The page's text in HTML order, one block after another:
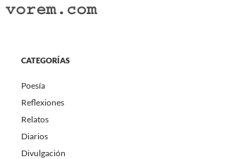
Saltar
Portal Literario Independiente
CATEGORÍAS
Poesía
Reflexiones
Relatos
Diarios
Divulgación